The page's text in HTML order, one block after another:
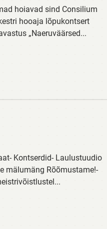
hoiavad sind Consilium
hooaja lõpukontsert
„Naeruväärsed...
Kontserdid- Laulustuudio
mälumäng Rõõmustame!-